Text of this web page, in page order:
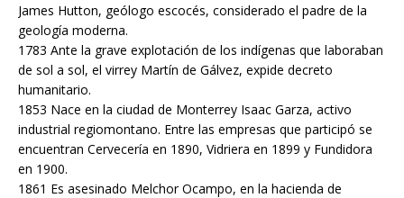
James Hutton, geólogo escocés, considerado el padre de la
geología moderna.
1783 Ante la grave explotación de los indígenas que laboraban
de sol a sol, el virrey Martín de Gálvez, expide decreto
humanitario.
1853 Nace en la ciudad de Monterrey Isaac Garza, activo
industrial regiomontano. Entre las empresas que participó se
encuentran Cervecería en 1890, Vidriera en 1899 y Fundidora
en 1900.
1861 Es asesinado Melchor Ocampo, en la hacienda de